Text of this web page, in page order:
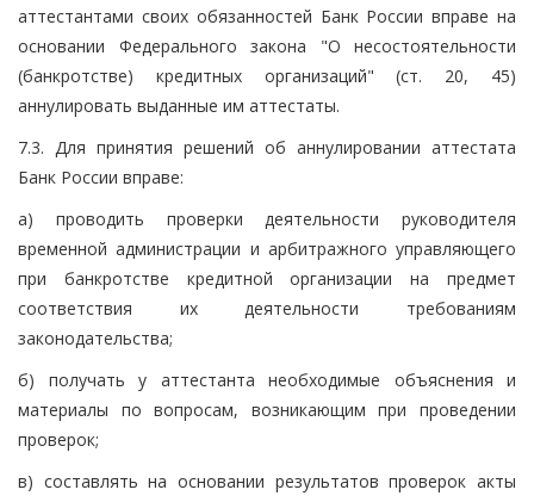
аттестантами своих обязанностей Банк России вправе на
основании Федерального закона "О несостоятельности
(банкротстве) кредитных организаций" (ст. 20, 45)
аннулировать выданные им аттестаты.
7.3. Для принятия решений об аннулировании аттестата
Банк России вправе:
а) проводить проверки деятельности руководителя
временной администрации и арбитражного управляющего
при банкротстве кредитной организации на предмет
соответствия их деятельности требованиям
законодательства;
б) получать у аттестанта необходимые объяснения и
материалы по вопросам, возникающим при проведении
проверок;
в) составлять на основании результатов проверок акты